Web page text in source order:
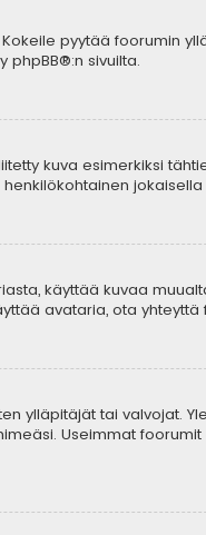
pyytää foorumin
phpBB®:n sivuilta.
kuva esimerkiksi
käyttää kuvaa
avataria, ota yhteyttä
ylläpitäjät tai valvojat.
Useimmat